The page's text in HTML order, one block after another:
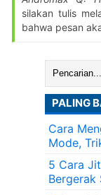
silakan tulis
bahwa pesan
Cari:
PALING
Cara
Mode,
5 Cara
Bergerak